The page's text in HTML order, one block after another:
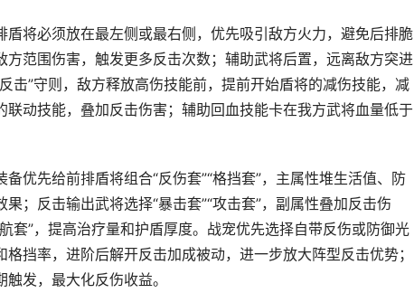
将必须放在最左侧或最右侧，优先吸引敌方火力，避免后排脆
范围伤害，触发更多反击次数；辅助武将后置，远离敌方突进
击”守则，敌方释放高伤技能前，提前开始盾将的减伤技能，减
动技能，叠加反击伤害；辅助回血技能卡在我方武将血量低于
优先给前排盾将组合“反伤套”“格挡套”，主属性堆生活值、防
；反击输出武将选择“暴击套”“攻击套”，副属性叠加反击伤
套”，提高治疗量和护盾厚度。战宠优先选择自带反伤或防御光
挡率，进阶后解开反击加成被动，进一步放大阵型反击优势；
发，最大化反伤收益。